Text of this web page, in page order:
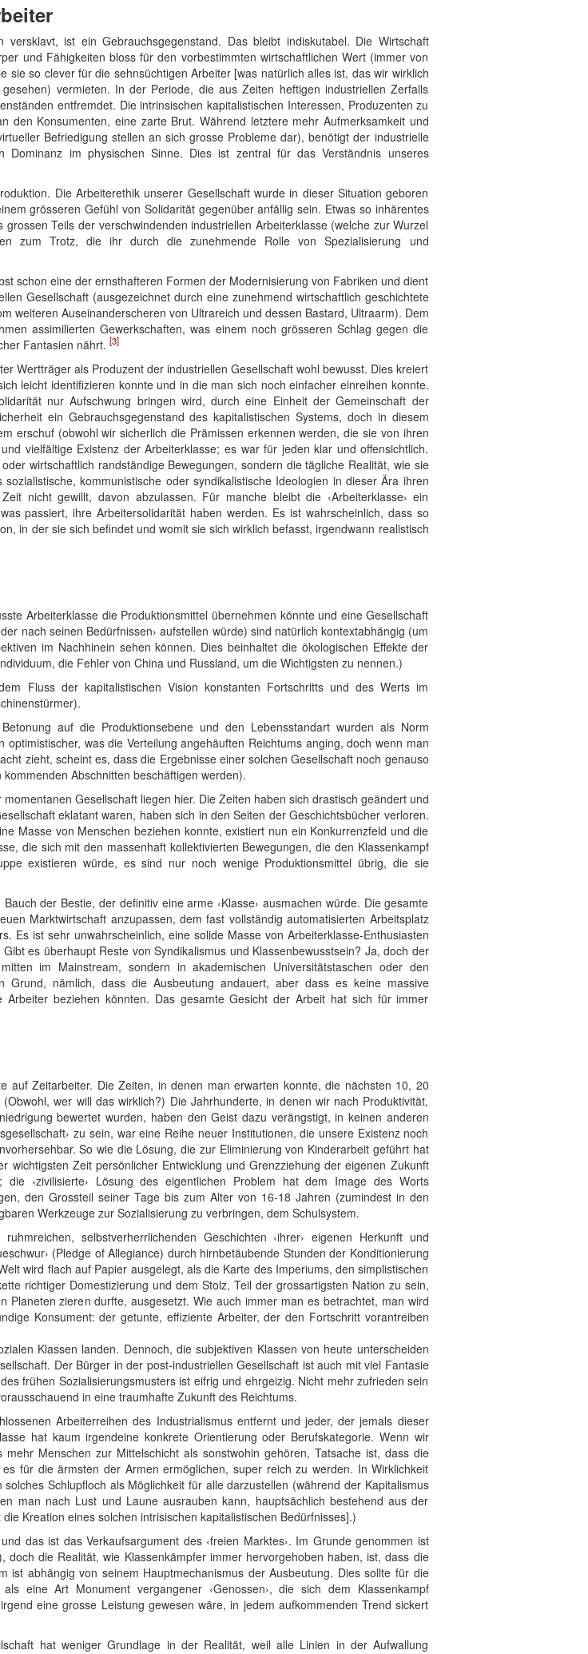
ist ein Gebrauchsgegenstand. Das bleibt indiskutabel. Die Wirtschaft
und Fähigkeiten bloss für den vorbestimmten wirtschaftlichen Wert (immer von
so clever für die sehnsüchtigen Arbeiter [was natürlich alles ist, das wir wirklich
vermieten. In der Periode, die aus Zeiten heftigen industriellen Zerfalls
entfremdet. Die intrinsischen kapitalistischen Interessen, Produzenten zu
den Konsumenten, eine zarte Brut. Während letztere mehr Aufmerksamkeit und
Befriedigung stellen an sich grosse Probleme dar), benötigt der industrielle
Dominanz im physischen Sinne. Dies ist zentral für das Verständnis unseres
Die Arbeiterethik unserer Gesellschaft wurde in dieser Situation geboren
grösseren Gefühl von Solidarität gegenüber anfällig sein. Etwas so inhärentes
Teils der verschwindenden industriellen Arbeiterklasse (welche zur Wurzel
zum Trotz, die ihr durch die zunehmende Rolle von Spezialisierung und
schon eine der ernsthafteren Formen der Modernisierung von Fabriken und dient
Gesellschaft (ausgezeichnet durch eine zunehmend wirtschaftlich geschichtete
weiteren Auseinanderscheren von Ultrareich und dessen Bastard, Ultraarm). Dem
assimilierten Gewerkschaften, was einem noch grösseren Schlag gegen die
Fantasien nährt. [3]
Wertträger als Produzent der industriellen Gesellschaft wohl bewusst. Dies kreiert
leicht identifizieren konnte und in die man sich noch einfacher einreihen konnte.
nur Aufschwung bringen wird, durch eine Einheit der Gemeinschaft der
ein Gebrauchsgegenstand des kapitalistischen Systems, doch in diesem
erschuf (obwohl wir sicherlich die Prämissen erkennen werden, die sie von ihren
vielfältige Existenz der Arbeiterklasse; es war für jeden klar und offensichtlich.
wirtschaftlich randständige Bewegungen, sondern die tägliche Realität, wie sie
kommunistische oder syndikalistische Ideologien in dieser Ära ihren
nicht gewillt, davon abzulassen. Für manche bleibt die ‹Arbeiterklasse› ein
passiert, ihre Arbeitersolidarität haben werden. Es ist wahrscheinlich, dass so
in der sie sich befindet und womit sie sich wirklich befasst, irgendwann realistisch
Arbeiterklasse die Produktionsmittel übernehmen könnte und eine Gesellschaft
nach seinen Bedürfnissen› aufstellen würde) sind natürlich kontextabhängig (um
im Nachhinein sehen können. Dies beinhaltet die ökologischen Effekte der
die Fehler von China und Russland, um die Wichtigsten zu nennen.)
Fluss der kapitalistischen Vision konstanten Fortschritts und des Werts im
auf die Produktionsebene und den Lebensstandart wurden als Norm
was die Verteilung angehäuften Reichtums anging, doch wenn man
zieht, scheint es, dass die Ergebnisse einer solchen Gesellschaft noch genauso
Abschnitten beschäftigen werden).
Gesellschaft liegen hier. Die Zeiten haben sich drastisch geändert und
eklatant waren, haben sich in den Seiten der Geschichtsbücher verloren.
Masse von Menschen beziehen konnte, existiert nun ein Konkurrenzfeld und die
die sich mit den massenhaft kollektivierten Bewegungen, die den Klassenkampf
existieren würde, es sind nur noch wenige Produktionsmittel übrig, die sie
der Bestie, der definitiv eine arme ‹Klasse› ausmachen würde. Die gesamte
Marktwirtschaft anzupassen, dem fast vollständig automatisierten Arbeitsplatz
Es ist sehr unwahrscheinlich, eine solide Masse von Arbeiterklasse-Enthusiasten
es überhaupt Reste von Syndikalismus und Klassenbewusstsein? Ja, doch der
im Mainstream, sondern in akademischen Universitätstaschen oder den
nämlich, dass die Ausbeutung andauert, aber dass es keine massive
beziehen könnten. Das gesamte Gesicht der Arbeit hat sich für immer
auf Zeitarbeiter. Die Zeiten, in denen man erwarten konnte, die nächsten 10, 20
wer will das wirklich?) Die Jahrhunderte, in denen wir nach Produktivität,
bewertet wurden, haben den Geist dazu verängstigt, in keinen anderen
zu sein, war eine Reihe neuer Institutionen, die unsere Existenz noch
So wie die Lösung, die zur Eliminierung von Kinderarbeit geführt hat
wichtigsten Zeit persönlicher Entwicklung und Grenzziehung der eigenen Zukunft
‹zivilisierte› Lösung des eigentlichen Problem hat dem Image des Worts
den Grossteil seiner Tage bis zum Alter von 16-18 Jahren (zumindest in den
Werkzeuge zur Sozialisierung zu verbringen, dem Schulsystem.
selbstverherrlichenden Geschichten ‹ihrer› eigenen Herkunft und
(Pledge of Allegiance) durch hirnbetäubende Stunden der Konditionierung
wird flach auf Papier ausgelegt, als die Karte des Imperiums, den simplistischen
richtiger Domestizierung und dem Stolz, Teil der grossartigsten Nation zu sein,
Planeten zieren durfte, ausgesetzt. Wie auch immer man es betrachtet, man wird
Konsument: der getunte, effiziente Arbeiter, der den Fortschritt vorantreiben
Klassen landen. Dennoch, die subjektiven Klassen von heute unterscheiden
Der Bürger in der post-industriellen Gesellschaft ist auch mit viel Fantasie
frühen Sozialisierungsmusters ist eifrig und ehrgeizig. Nicht mehr zufrieden sein
in eine traumhafte Zukunft des Reichtums.
Arbeiterreihen des Industrialismus entfernt und jeder, der jemals dieser
hat kaum irgendeine konkrete Orientierung oder Berufskategorie. Wenn wir
Menschen zur Mittelschicht als sonstwohin gehören, Tatsache ist, dass die
für die ärmsten der Armen ermöglichen, super reich zu werden. In Wirklichkeit
Schlupfloch als Möglichkeit für alle darzustellen (während der Kapitalismus
man nach Lust und Laune ausrauben kann, hauptsächlich bestehend aus der
Kreation eines solchen intrisischen kapitalistischen Bedürfnisses].)
das ist das Verkaufsargument des ‹freien Marktes›. Im Grunde genommen ist
die Realität, wie Klassenkämpfer immer hervorgehoben haben, ist, dass die
ist abhängig von seinem Hauptmechanismus der Ausbeutung. Dies sollte für die
eine Art Monument vergangener ‹Genossen›, die sich dem Klassenkampf
eine grosse Leistung gewesen wäre, in jedem aufkommenden Trend sickert
hat weniger Grundlage in der Realität, weil alle Linien in der Aufwallung